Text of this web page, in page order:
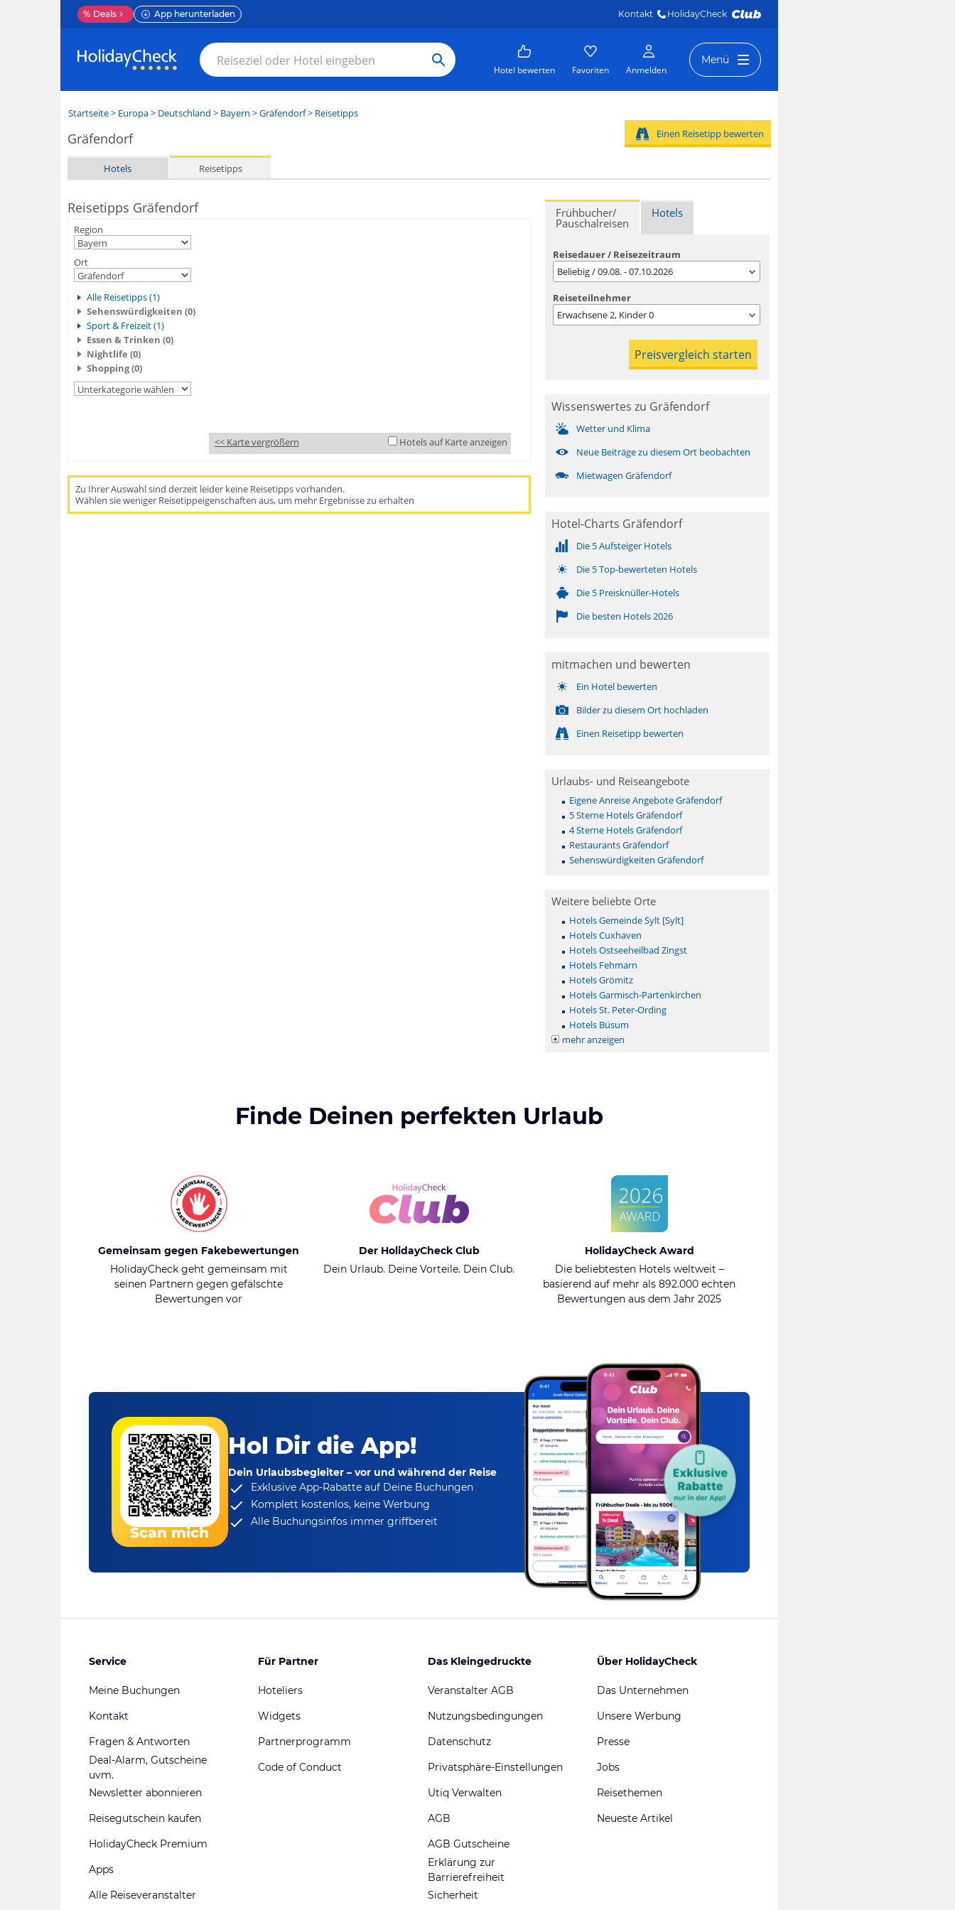
% Deals App herunterladen Kontakt HolidayCheck
Hotel bewerten Favoriten Anmelden
Menü
Startseite> Europa> Deutschland > Bayern >Gräfendorf> Reisetipps
Gräfendorf
Hotels Reisetipps
Einen Reisetipp bewerten
Reisetipps Gräfendorf
Region
Ort
Alle Reisetipps (1)
Sehenswürdigkeiten (0)
Sport & Freizeit (1)
Essen & Trinken (0)
Nightlife (0)
Shopping (0)
<< Karte vergrößern Hotels auf Karte anzeigen
Zu Ihrer Auswahl sind derzeit leider keine Reisetipps vorhanden.
Wählen sie weniger Reisetippeigenschaften aus, um mehr Ergebnisse zu erhalten
Frühbucher/
Pauschalreisen
Hotels
Reisedauer / Reisezeitraum
Beliebig / 09.08. - 07.10.2026
Reiseteilnehmer
Erwachsene2, Kinder0
Wissenswertes zu Gräfendorf
Wetter und Klima
Neue Beiträge zu diesem Ort beobachten
Mietwagen Gräfendorf
Hotel-Charts Gräfendorf
Die 5 Aufsteiger Hotels
Die 5 Top-bewerteten Hotels
Die 5 Preisknüller-Hotels
Die besten Hotels 2026
mitmachen und bewerten
Ein Hotel bewerten
Bilder zu diesem Ort hochladen
Einen Reisetipp bewerten
Urlaubs- und Reiseangebote
Eigene Anreise Angebote Gräfendorf
5 Sterne Hotels Gräfendorf
4 Sterne Hotels Gräfendorf
Restaurants Gräfendorf
Sehenswürdigkeiten Gräfendorf
Weitere beliebte Orte
Hotels Gemeinde Sylt [Sylt]
Hotels Cuxhaven
Hotels Ostseeheilbad Zingst
Hotels Fehmarn
Hotels Grömitz
Hotels Garmisch-Partenkirchen
Hotels St. Peter-Ording
Hotels Büsum
mehr anzeigen
Finde Deinen perfekten Urlaub
Gemeinsam gegen Fakebewertungen
HolidayCheck geht gemeinsam mit
seinen Partnern gegen gefälschte
Bewertungen vor
Der HolidayCheck Club
Dein Urlaub. Deine Vorteile. Dein Club.
HolidayCheck Award
Die beliebtesten Hotels weltweit –
basierend auf mehr als 892.000 echten
Bewertungen aus dem Jahr 2025
Scan mich
Hol Dir die App!
Dein Urlaubsbegleiter – vor und während der Reise
Exklusive App-Rabatteauf Deine Buchungen
Komplett kostenlos, keine Werbung
Alle Buchungsinfos immer griffbereit
Service
Meine Buchungen
Kontakt
Fragen & Antworten
Deal-Alarm, Gutscheine
uvm.
Newsletter abonnieren
Reisegutschein kaufen
HolidayCheck Premium
Apps
Alle Reiseveranstalter
Für Partner
Hoteliers
Widgets
Partnerprogramm
Code of Conduct
Das Kleingedruckte
Veranstalter AGB
Nutzungsbedingungen
Datenschutz
Privatsphäre-Einstellungen
Utiq Verwalten
AGB
AGB Gutscheine
Erklärung zur
Barrierefreiheit
Sicherheit
Über HolidayCheck
Das Unternehmen
Unsere Werbung
Presse
Jobs
Reisethemen
Neueste Artikel